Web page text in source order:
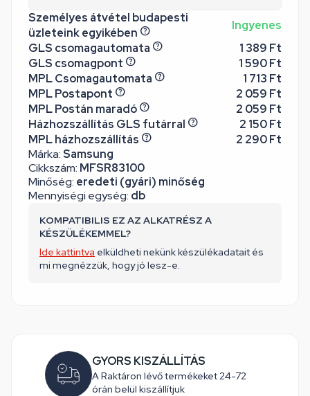
Márka:Samsung
Cikkszám: MFSR83100
Minőség: eredeti (gyári) minőség
Mennyiségi egység: db
Személyes átvétel budapesti
üzleteink egyikében
Ingyenes
GLS csomagautomata
1 389 Ft
GLS csomagpont
1 590 Ft
MPL Csomagautomata
1 713 Ft
MPL Postapont
2 059 Ft
MPL Postán maradó
2 059 Ft
Házhozszállítás GLS futárral
2 150 Ft
MPL házhozszállítás
2 290 Ft
KOMPATIBILIS EZ AZ ALKATRÉSZ A
KÉSZÜLÉKEMMEL?
Ide kattintva elküldheti nekünk készülékadatait és
mi megnézzük, hogy jó lesz-e.
GYORS KISZÁLLÍTÁS
A Raktáron lévő termékeket 24-72
órán belül kiszállítjuk